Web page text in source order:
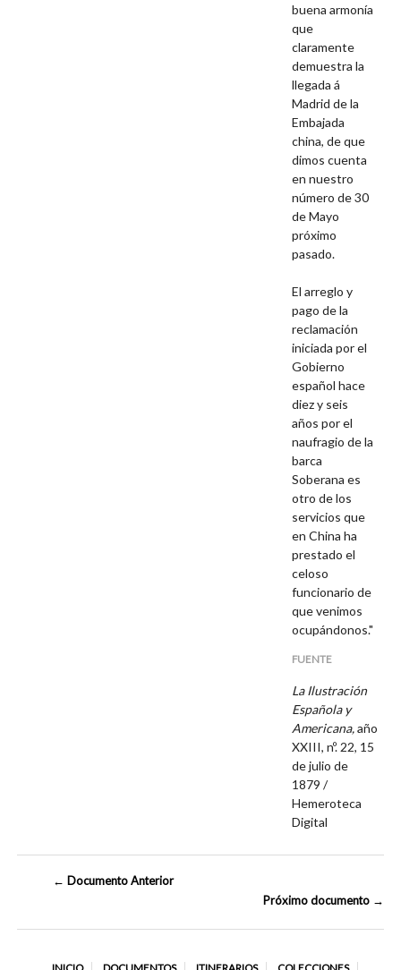
buena armonía
que
claramente
demuestra la
llegada á
Madrid de la
Embajada
china, de que
dimos cuenta
en nuestro
número de 30
de Mayo
próximo
pasado.
El arreglo y
pago de la
reclamación
iniciada por el
Gobierno
español hace
diez y seis
años por el
naufragio de la
barca
Soberana es
otro de los
servicios que
en China ha
prestado el
celoso
funcionario de
que venimos
ocupándonos."
FUENTE
La Ilustración
Española y
Americana,año
XXIII, nº. 22, 15
de julio de
1879 /
Hemeroteca
Digital
← Documento Anterior
Próximo documento →